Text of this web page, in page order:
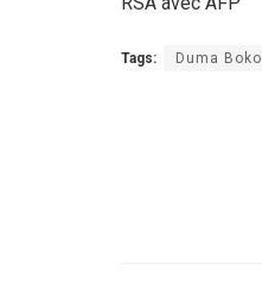
Tags: Duma Boko